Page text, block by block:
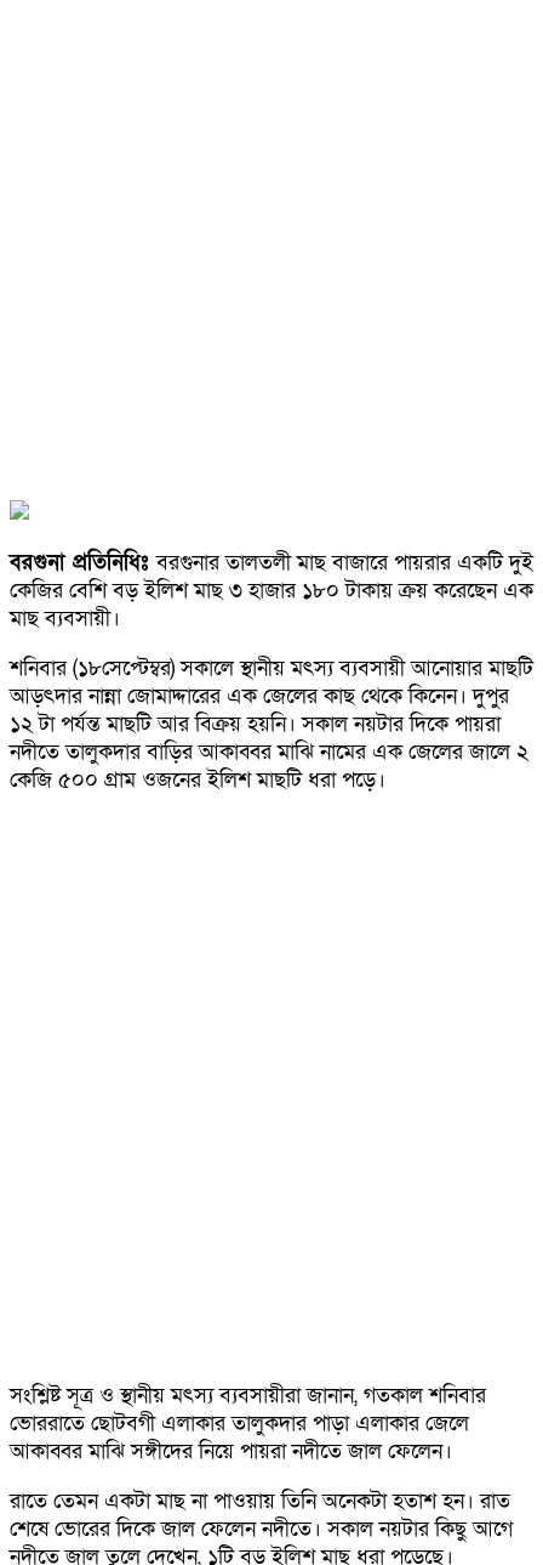
বরগুনা প্রতিনিধিঃবরগুনার তালতলী মাছ বাজারে পায়রার একটি দুই
কেজির বেশি বড় ইলিশ মাছ ৩ হাজার ১৮০ টাকায় ক্রয় করেছেন এক
মাছ ব্যবসায়ী।
শনিবার (১৮সেপ্টেম্বর) সকালে স্থানীয় মৎস্য ব্যবসায়ী আনোয়ার মাছটি
আড়ৎদার নান্না জোমাদ্দারের এক জেলের কাছ থেকে কিনেন। দুপুর
১২ টা পর্যন্ত মাছটি আর বিক্রয় হয়নি। সকাল নয়টার দিকে পায়রা
নদীতে তালুকদার বাড়ির আকাব্বর মাঝি নামের এক জেলের জালে ২
কেজি ৫০০ গ্রাম ওজনের ইলিশ মাছটি ধরা পড়ে।
সংশ্লিষ্ট সূত্র ও স্থানীয় মৎস্য ব্যবসায়ীরা জানান, গতকাল শনিবার
ভোররাতে ছোটবগী এলাকার তালুকদার পাড়া এলাকার জেলে
আকাব্বর মাঝি সঙ্গীদের নিয়ে পায়রা নদীতে জাল ফেলেন।
রাতে তেমন একটা মাছ না পাওয়ায় তিনি অনেকটা হতাশ হন। রাত
শেষে ভোরের দিকে জাল ফেলেন নদীতে। সকাল নয়টার কিছু আগে
নদীতে জাল তুলে দেখেন, ১টি বড় ইলিশ মাছ ধরা পড়েছে।